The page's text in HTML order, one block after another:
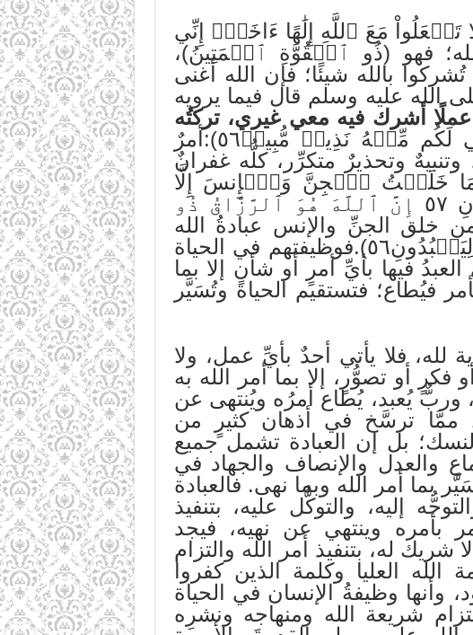
إِلَى ٱللَّهِۖ إِنِّي لَكُم مِّنۡهُ نَذِيرٞ مُّبِينٞ٥٠ وَلَا تَجۡعَلُواْ مَعَ ٱللَّهِ إِلَٰهًا ءَاخَرَۖ إِنِّي
50-51]. التجئوا إلى الله؛ فهو (ذُو ٱلۡقُوَّةِ ٱلۡمَتِينُ)،
بالله شيئًا؛ فإن الله أغنى
عليه وسلم قال فيما يرويه
أشرك فيه معي غيري، تركتُه
(رواه مسلم). (وَلَا تَجۡعَلُواْ مَعَ ٱللَّهِ إِلَٰهًا ءَاخَرَۖ إِنِّي لَكُم مِّنۡهُ نَذِيرٞ مُّبِينٞ٥٦):أمرٌ
وتنبيهٌ وتحذيرٌ متكرِّر، كلُّه غفرانٌ
(وَمَا خَلَقۡتُ ٱلۡجِنَّ وَٱلۡإِنسَ إِلَّا
لِيَعۡبُدُونِ ٥٦ مَآ أُرِيدُ مِنۡهُم مِّن رِّزۡقٖ وَمَآ أُرِيدُ أَن يُطۡعِمُونِ ٥٧ إِنَّ ٱللَّهَ هُوَ ٱلرَّزَّاقُ ذُو
إن الغايةَ والقصد من خلق الجنِّ والإنس عبادةُ الله
تبارك وتعالى حصرًا وقصرًا:(وَمَا خَلَقۡتُ ٱلۡجِنَّ وَٱلۡإِنسَ إِلَّا لِيَعۡبُدُونِ٥٦).فوظيفتهم في الحياة
فيها بأيِّ أمرٍ أو شأنٍ إلا بما
فيُطاع؛ فتستقيم الحياة وتُسَيَّر
لله، فلا يأتي أحدٌ بأيِّ عمل، ولا
أو تصوُّرٍ، إلا بما أمر الله به
وربٌّ يُعبد، يُطاع أمرُه ويُنتهى عن
ممَّا ترسَّخ في أذهان كثيرٍ من
بل إن العبادة تشمل جميع
والعدل والإنصاف والجهاد في
بما أمر الله وبما نهى. فالعبادة
إليه، والتوكُّل عليه، بتنفيذ
بأمره وينتهي عن نهيه، فيجد
له، بتنفيذ أمر الله والتزام
العليا وكلمة الذين كفروا
وأنها وظيفةُ الإنسان في الحياة
شريعة الله ومنهاجه ونشرِه